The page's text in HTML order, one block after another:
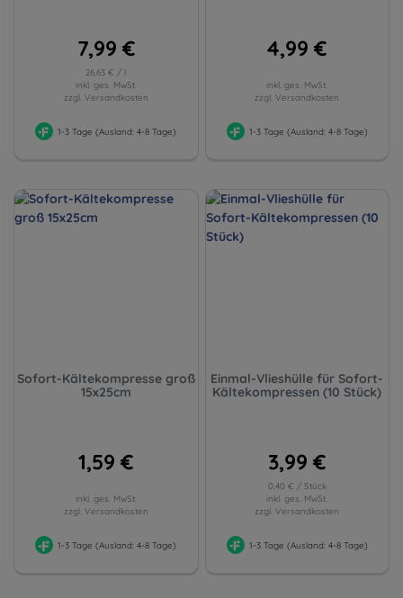
7,99 €
26,63 € / l
inkl. ges. MwSt.
zzgl. Versandkosten
1-3 Tage (Ausland: 4-8 Tage)
4,99 €
inkl. ges. MwSt.
zzgl. Versandkosten
1-3 Tage (Ausland: 4-8 Tage)
Sofort-Kältekompresse groß
15x25cm
1,59 €
inkl. ges. MwSt.
zzgl. Versandkosten
1-3 Tage (Ausland: 4-8 Tage)
Einmal-Vlieshülle für Sofort-
Kältekompressen (10 Stück)
3,99 €
0,40 € / Stück
inkl. ges. MwSt.
zzgl. Versandkosten
1-3 Tage (Ausland: 4-8 Tage)